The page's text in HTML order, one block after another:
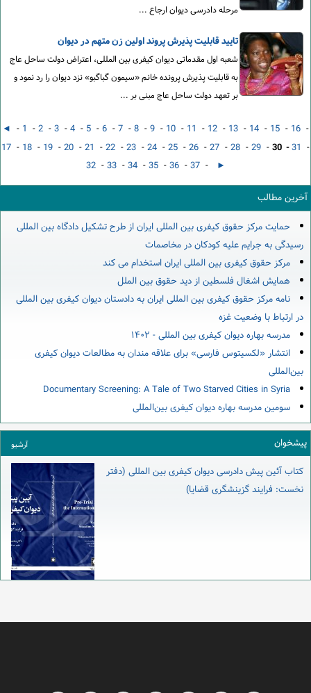
مرحله دادرسی دیوان ارجاع ...
تایید قابلیت پذیرش پروند اولین زن متهم در دیوان
شعبه اول مقدماتی دیوان کیفری بین المللی، اعتراض دولت ساحل عاج
به قابلیت پذیرش پرونده خانم «سیمون گباگبو» نزد دیوان را رد نمود و
بر تعهد دولت ساحل عاج مبنی بر ...
◄ - 1 -2 -3 -4 - 5 -6 -7 -8 -9 - 10 - 11 - 12 - 13 - 14 - 15 - 16 -
17 - 18 - 19 -20 -21 -22 -23 -24 -25 -26 -27 -28 -29 -30 -31 -
32-33-34-35-36-37-
►
آخرین مطالب
حمایت مرکز حقوق کیفری بین المللی ایران از طرح تشکیل دادگاه بین المللی
رسیدگی به جرایم علیه کودکان در مخاصمات
مرکز حقوق کیفری بین المللی ایران استخدام می کند
همایش اشغال فلسطین از دید حقوق بین الملل
نامه مرکز حقوق کیفری بین المللی ایران به دادستان دیوان کیفری بین المللی
در ارتباط با وضعیت غزه
مدرسه بهاره دیوان کیفری بین المللی - ۱۴۰۲
انتشار «لکسیتوس فارسی» برای علاقه مندان به مطالعات دیوان کیفری
بین‌المللی
Documentary Screening: A Tale of Two Starved Cities in Syria
سومین مدرسه بهاره دیوان کیفری بین‌المللی
پیشخوان آرشیو
کتاب آئین پیش دادرسی دیوان کیفری بین المللی (دفتر
نخست: فرایند گزینشگری قضایا)